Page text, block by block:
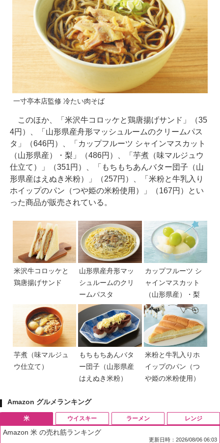
一寸亭本店監修 冷たい肉そば
このほか、「米沢牛コロッケと鶏唐揚げサンド」（35
4円）、「山形県産舟形マッシュルームのクリームパス
タ」（646円）、「カップフルーツ シャインマスカット
（山形県産）・梨」（486円）、「芋煮（味マルジュウ
仕立て）」（351円）、「もちもちあんバター団子（山
形県産はえぬき米粉）」（257円）、「米粉と牛乳入り
ホイップのパン（つや姫の米粉使用）」（167円）とい
った商品が販売されている。
米沢牛コロッケと
鶏唐揚げサンド
山形県産舟形マッ
シュルームのクリ
ームパスタ
カップフルーツ シ
ャインマスカット
（山形県産）・梨
芋煮（味マルジュ
ウ仕立て）
もちもちあんバタ
ー団子（山形県産
はえぬき米粉）
米粉と牛乳入りホ
イップのパン（つ
や姫の米粉使用）
Amazon グルメランキング
米
Amazon 米 の売れ筋ランキング
更新日時：2026/08/06 06:03
ウイスキー ラーメン レンジ